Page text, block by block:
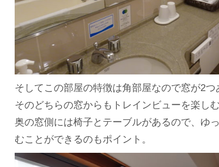
そしてこの部屋の特徴は角部屋なので窓が2
そのどちらの窓からもトレインビューを楽し
奥の窓側には椅子とテーブルがあるので、ゆ
むことができるのもポイント。